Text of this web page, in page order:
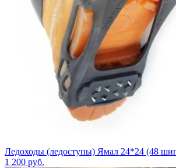
Ледоходы (ледоступы) Ямал 24*24 (48
1 200 руб.